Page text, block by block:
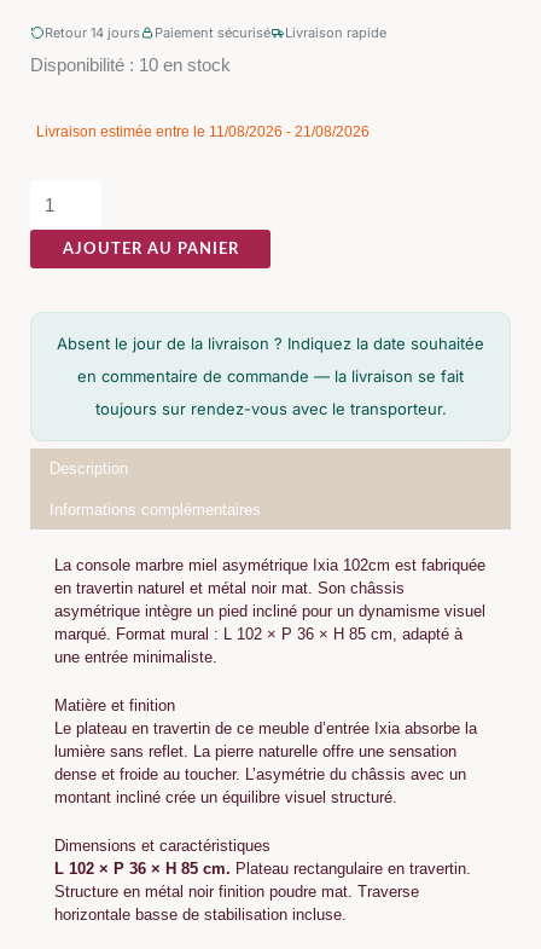
Retour 14 jours Paiement sécurisé Livraison rapide
Disponibilité : 10 en stock
Livraison estimée entre le 11/08/2026 - 21/08/2026
quantité
Console
Marron
Ixia
102cm
AJOUTER AU PANIER
Absent le jour de la livraison ? Indiquez la date souhaitée
en commentaire de commande — la livraison se fait
toujours sur rendez-vous avec le transporteur.
Description
Informations complémentaires
La console marbre miel asymétrique Ixia 102cm est fabriquée
en travertin naturel et métal noir mat. Son châssis
asymétrique intègre un pied incliné pour un dynamisme visuel
marqué. Format mural : L 102 × P 36 × H 85 cm, adapté à
une entrée minimaliste.
Matière et finition
Le plateau en travertin de ce meuble d’entrée Ixia absorbe la
lumière sans reflet. La pierre naturelle offre une sensation
dense et froide au toucher. L’asymétrie du châssis avec un
montant incliné crée un équilibre visuel structuré.
Dimensions et caractéristiques
L 102 × P 36 × H 85 cm. Plateau rectangulaire en travertin.
Structure en métal noir finition poudre mat. Traverse
horizontale basse de stabilisation incluse.